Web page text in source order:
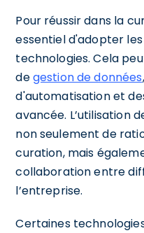
Pour réussir dans la
essentiel d'adopter
technologies. Cela
degestion de données
d'automatisation et
avancée. L’utilisation
non seulement de
curation, mais
collaboration entre
l’entreprise.
Certaines